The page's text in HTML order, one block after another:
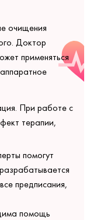
очищения
Доктор
применяться
При работе с
терапии,
помогут
предписания,
помощь